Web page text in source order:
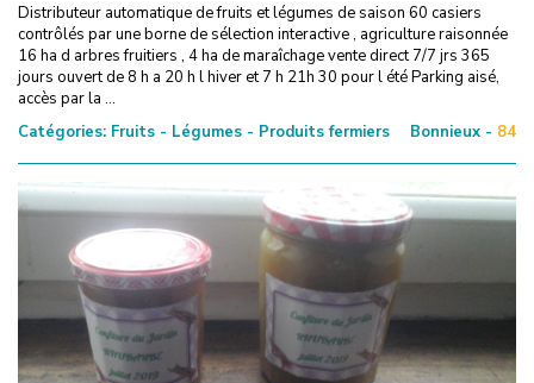
Distributeur automatique de fruits et légumes de saison 60 casiers
contrôlés par une borne de sélection interactive , agriculture raisonnée
16 ha d arbres fruitiers , 4 ha de maraîchage vente direct 7/7 jrs 365
jours ouvert de 8 h a 20 h l hiver et 7 h 21h 30 pour l été Parking aisé,
accès par la ...
Catégories: Fruits - Légumes - Produits fermiers Bonnieux - 84